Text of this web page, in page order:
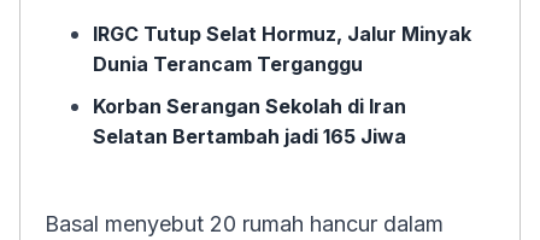
IRGC Tutup Selat Hormuz, Jalur Minyak
Dunia Terancam Terganggu
Korban Serangan Sekolah di Iran
Selatan Bertambah jadi 165 Jiwa
Basal menyebut 20 rumah hancur dalam